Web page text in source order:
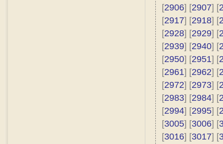
[2906] [2907] [
[2917] [2918] [
[2928] [2929] [
[2939] [2940] [
[2950] [2951] [
[2961] [2962] [
[2972] [2973] [
[2983] [2984] [
[2994] [2995] [
[3005] [3006] [
[3016] [3017] [